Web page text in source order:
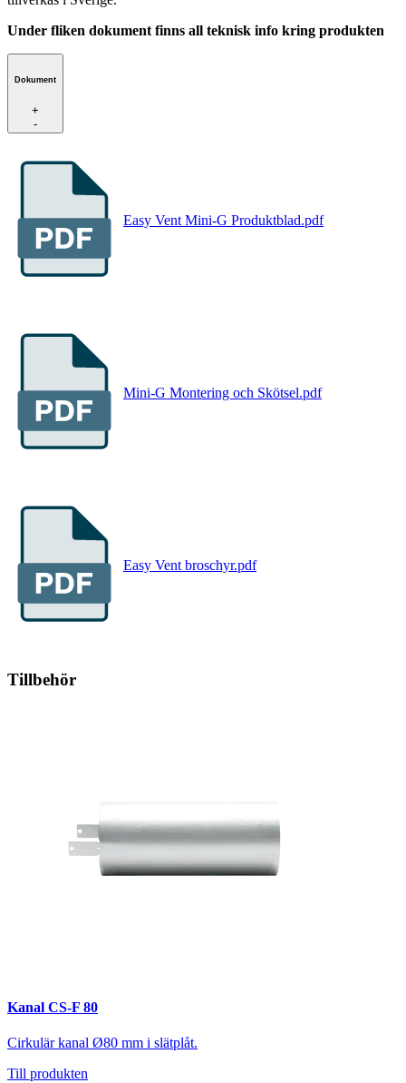
Under fliken dokument finns all teknisk info kring produkten
Dokument
+
-
Easy Vent Mini-G Produktblad.pdf
Mini-G Montering och Skötsel.pdf
Easy Vent broschyr.pdf
Tillbehör
Kanal CS-F 80
Cirkulär kanal Ø80 mm i slätplåt.
Till produkten